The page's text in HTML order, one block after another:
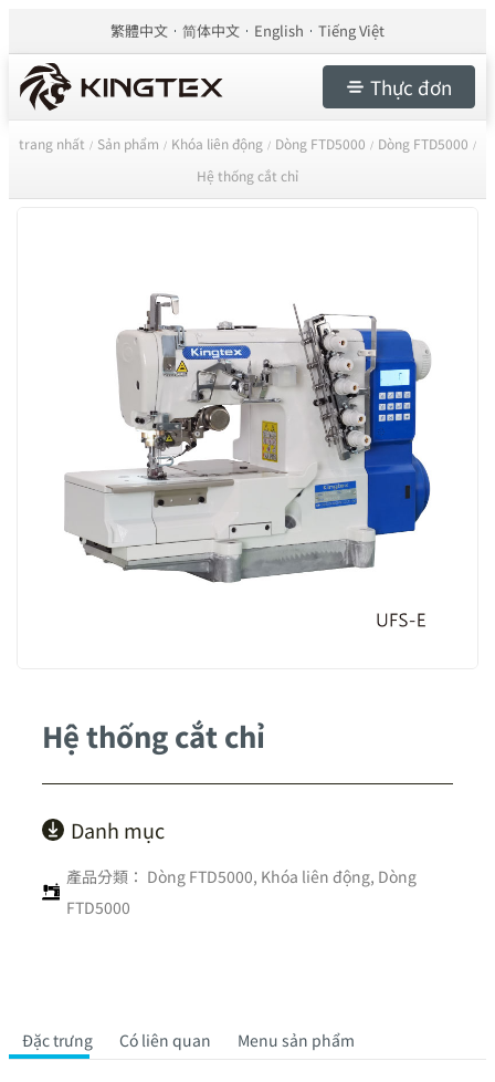
繁體中文 简体中文 English Tiếng Việt
Thực đơn
trang nhất / Sản phẩm / Khóa liên động / Dòng FTD5000 / Dòng FTD5000 /
Hệ thống cắt chỉ
Hệ thống cắt chỉ
Danh mục
產品分類： Dòng FTD5000, Khóa liên động, Dòng
FTD5000
Đặc trưng Có liên quan Menu sản phẩm